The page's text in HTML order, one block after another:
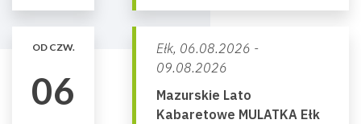
OD CZW.
06
Ełk, 06.08.2026 -
09.08.2026
Mazurskie Lato
Kabaretowe MULATKA Ełk